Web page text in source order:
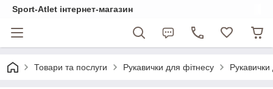
Sport-Atlet інтернет-магазин
Товари та послуги Рукавички для фітнесу